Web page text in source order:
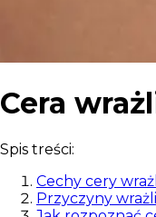
Cera
Spis treści:
Cechy cery
Przyczyny